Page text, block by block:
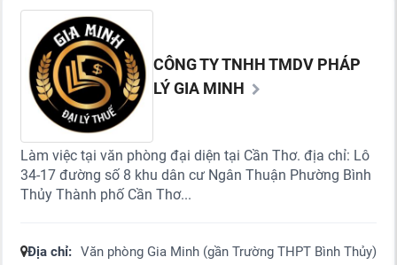
CÔNG TY TNHH TMDV PHÁP
LÝ GIA MINH
Làm việc tại văn phòng đại diện tại Cần Thơ. địa chỉ: Lô
34-17 đường số 8 khu dân cư Ngân Thuận Phường Bình
Thủy Thành phố Cần Thơ...
Địa chỉ: Văn phòng Gia Minh (gần Trường THPT Bình Thủy)